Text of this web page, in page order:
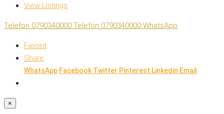
View Listings
Telefon 0790340000 Telefon 0790340000 WhatsApp
Favorit
Share
WhatsApp Facebook Twitter Pinterest Linkedin Email
×